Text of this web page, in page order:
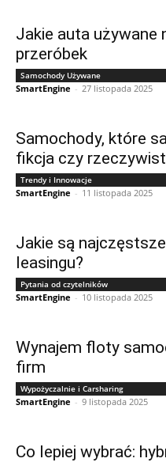
Jakie auta używane
przeróbek
Samochody Używane
SmartEngine - 27 listopada 2025
Samochody, które
fikcja czy
Trendy i Innowacje
SmartEngine - 11 listopada 2025
Jakie są
leasingu?
Pytania od czytelników
SmartEngine - 10 listopada 2025
Wynajem floty
firm
Wypożyczalnie i Carsharing
SmartEngine - 9 listopada 2025
Co lepiej wybrać: